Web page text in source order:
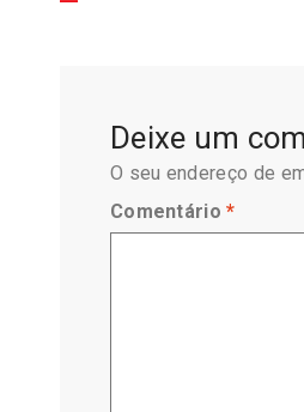
Deixe um
O seu endereço de
Comentário*